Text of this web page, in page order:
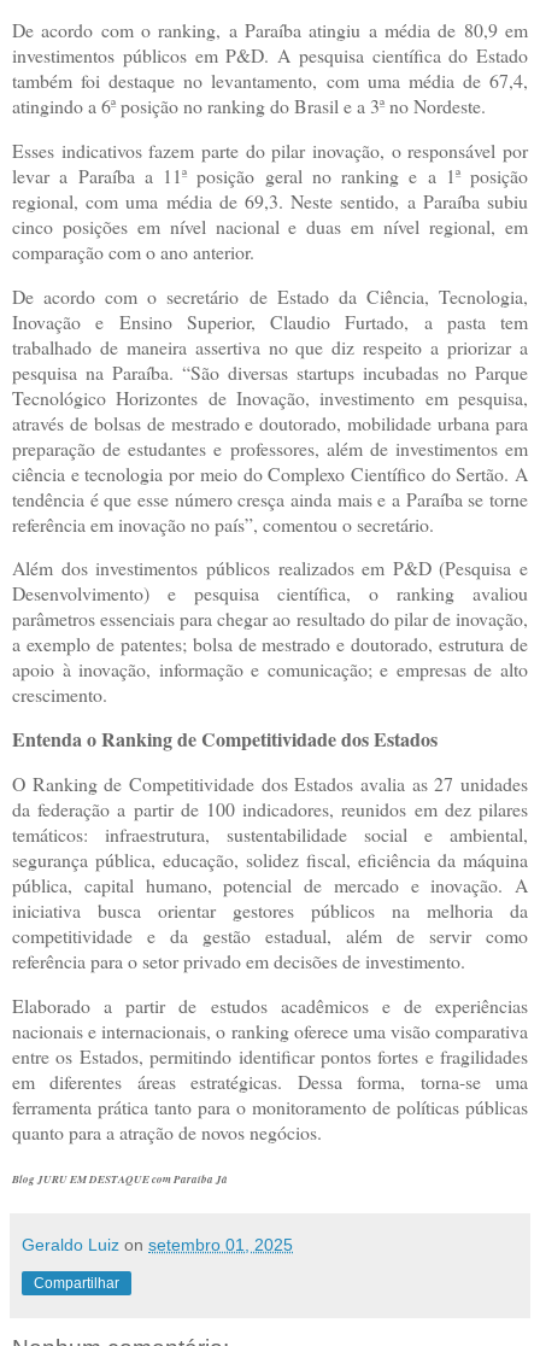
De acordo com o ranking, a Paraíba atingiu a média de 80,9 em
investimentos públicos em P&D. A pesquisa científica do Estado
também foi destaque no levantamento, com uma média de 67,4,
atingindo a 6ª posição no ranking do Brasil e a 3ª no Nordeste.
Esses indicativos fazem parte do pilar inovação, o responsável por
levar a Paraíba a 11ª posição geral no ranking e a 1ª posição
regional, com uma média de 69,3. Neste sentido, a Paraíba subiu
cinco posições em nível nacional e duas em nível regional, em
comparação com o ano anterior.
De acordo com o secretário de Estado da Ciência, Tecnologia,
Inovação e Ensino Superior, Claudio Furtado, a pasta tem
trabalhado de maneira assertiva no que diz respeito a priorizar a
pesquisa na Paraíba. “São diversas startups incubadas no Parque
Tecnológico Horizontes de Inovação, investimento em pesquisa,
através de bolsas de mestrado e doutorado, mobilidade urbana para
preparação de estudantes e professores, além de investimentos em
ciência e tecnologia por meio do Complexo Científico do Sertão. A
tendência é que esse número cresça ainda mais e a Paraíba se torne
referência em inovação no país”, comentou o secretário.
Além dos investimentos públicos realizados em P&D (Pesquisa e
Desenvolvimento) e pesquisa científica, o ranking avaliou
parâmetros essenciais para chegar ao resultado do pilar de inovação,
a exemplo de patentes; bolsa de mestrado e doutorado, estrutura de
apoio à inovação, informação e comunicação; e empresas de alto
crescimento.
Entenda o Ranking de Competitividade dos Estados
O Ranking de Competitividade dos Estados avalia as 27 unidades
da federação a partir de 100 indicadores, reunidos em dez pilares
temáticos: infraestrutura, sustentabilidade social e ambiental,
segurança pública, educação, solidez fiscal, eficiência da máquina
pública, capital humano, potencial de mercado e inovação. A
iniciativa busca orientar gestores públicos na melhoria da
competitividade e da gestão estadual, além de servir como
referência para o setor privado em decisões de investimento.
Elaborado a partir de estudos acadêmicos e de experiências
nacionais e internacionais, o ranking oferece uma visão comparativa
entre os Estados, permitindo identificar pontos fortes e fragilidades
em diferentes áreas estratégicas. Dessa forma, torna-se uma
ferramenta prática tanto para o monitoramento de políticas públicas
quanto para a atração de novos negócios.
Blog JURU EM DESTAQUE com Paraíba Já
Geraldo Luiz on setembro 01, 2025
Compartilhar